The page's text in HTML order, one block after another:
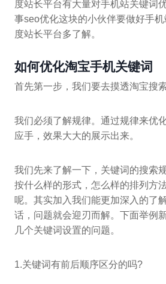
度站长平台有大量对手机站关键词
事seo优化这块的小伙伴要做好手
度站长平台多了解。
如何优化淘宝手机关键词
首先第一步，我们要去摸透淘宝搜
我们必须了解规律。通过规律来优
应手，效果大大的展示出来。
我们先来了解一下，关键词的搜索
按什么样的形式，怎么样的排列方
呢。其实加入我们能更加深入的了
话，问题就会迎刃而解。下面举例
几个关键词设置的问题。
1.关键词有前后顺序区分的吗?